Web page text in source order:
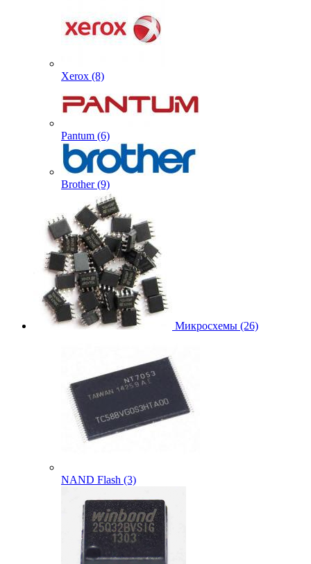
Xerox (8)
Pantum (6)
Brother (9)
Микросхемы (26)
NAND Flash (3)